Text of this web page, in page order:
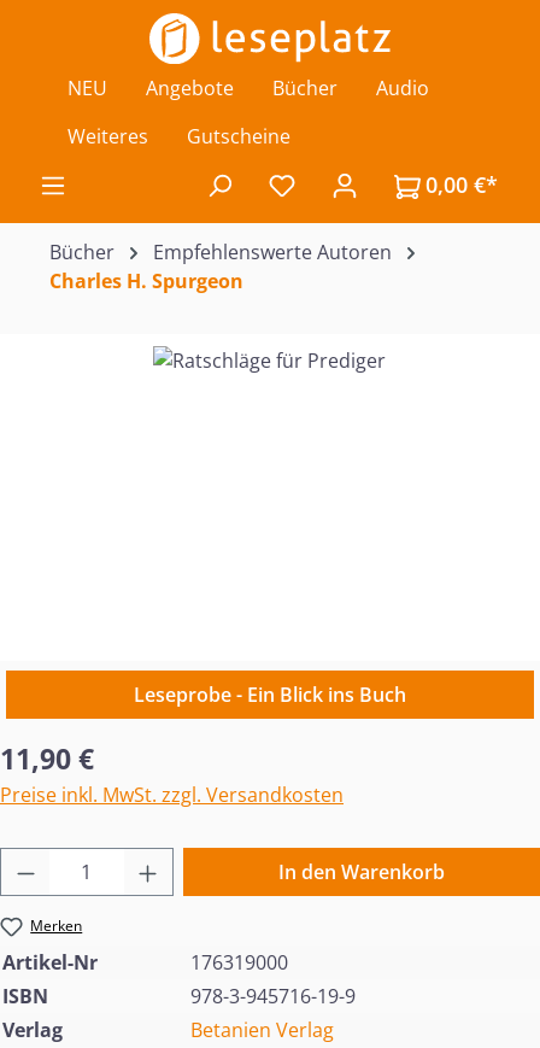
Zum Hauptinhalt springen
NEU Angebote Bücher
Audio
Weiteres
Gutscheine
Du hast 0 Produkte auf
0,00 €*
Bücher
Empfehlenswerte Autoren
Charles H. Spurgeon
Bildergalerie überspringen
Leseprobe - Ein Blick ins Buch
Regulärer Preis:
11,90 €
Preise inkl. MwSt. zzgl. Versandkosten
Produkt Anzahl: Gib den gewünschten
In den Warenkorb
Merken
Artikel-Nr
176319000
ISBN
978-3-945716-19-9
Verlag
Betanien Verlag